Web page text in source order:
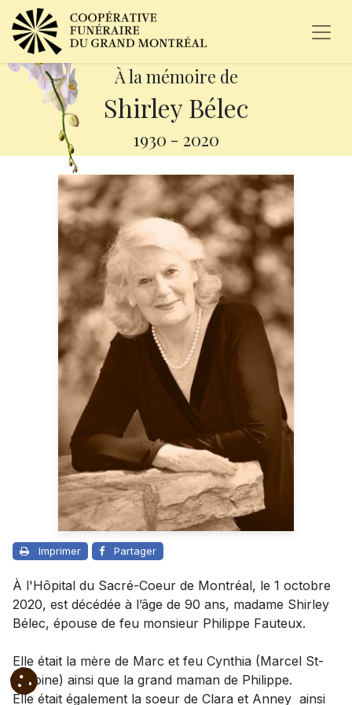
À la mémoire de
Shirley Bélec
1930 - 2020
Imprimer Partager
À l'Hôpital du Sacré-Coeur de Montréal, le 1 octobre
2020, est décédée à l’âge de 90 ans, madame Shirley
Bélec, épouse de feu monsieur Philippe Fauteux.
Elle était la mère de Marc et feu Cynthia (Marcel St-
Antoine) ainsi que la grand maman de Philippe.
Elle était également la soeur de Clara et Anney ainsi